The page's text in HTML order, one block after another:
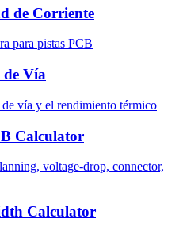
de Corriente
para pistas PCB
Vía
vía y el rendimiento térmico
Calculator
voltage-drop, connector,
Calculator